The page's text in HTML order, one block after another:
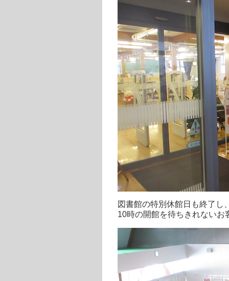
図書館の特別休館日も終了し
10時の開館を待ちきれないお